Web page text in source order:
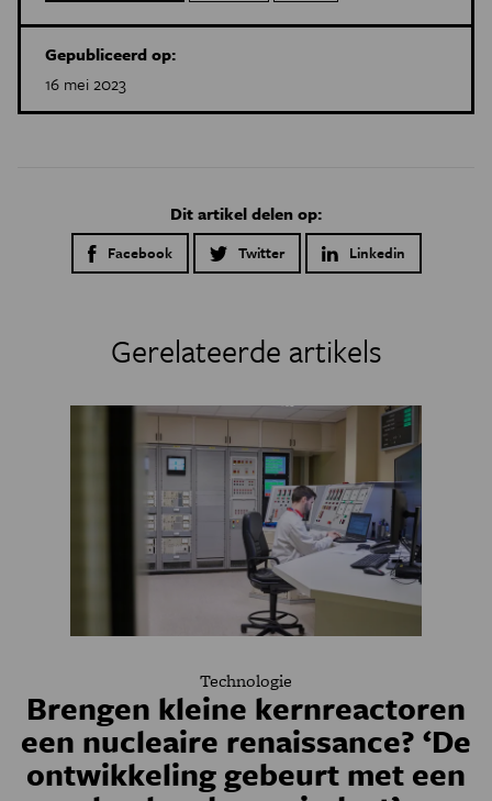
Gepubliceerd op:
16 mei 2023
Dit artikel delen op:
Facebook Twitter Linkedin
Gerelateerde artikels
Technologie
Brengen kleine kernreactoren
een nucleaire renaissance? ‘De
ontwikkeling gebeurt met een